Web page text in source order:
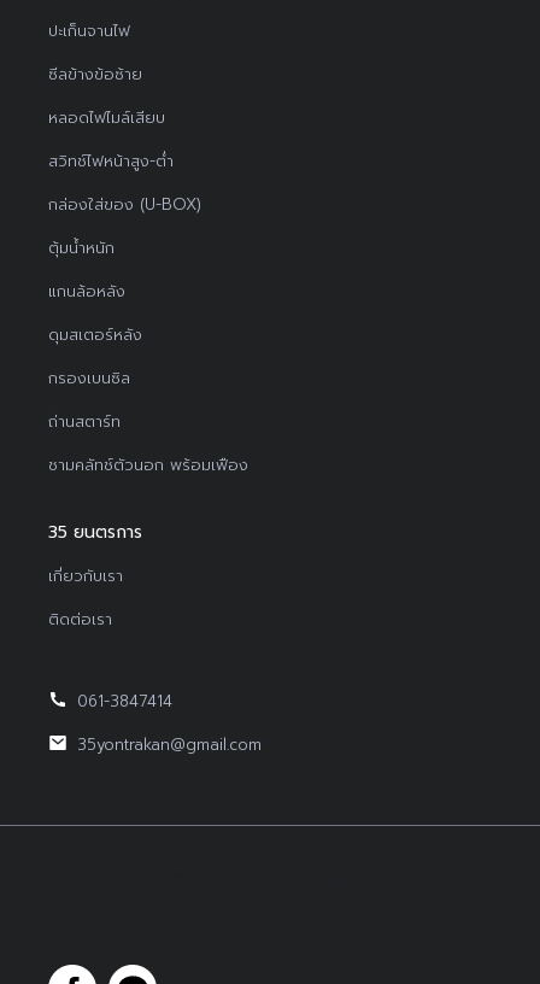
ปะเก็นจานไฟ
ซีลข้างข้อซ้าย
หลอดไฟไมล์เสียบ
สวิทช์ไฟหน้าสูง-ต่ำ
กล่องใส่ของ (U-BOX)
ตุ้มน้ำหนัก
แกนล้อหลัง
ดุมสเตอร์หลัง
กรองเบนซิล
ถ่านสตาร์ท
ชามคลัทช์ตัวนอก พร้อมเฟือง
35 ยนตรการ
เกี่ยวกับเรา
ติดต่อเรา
061-3847414
35yontrakan@gmail.com